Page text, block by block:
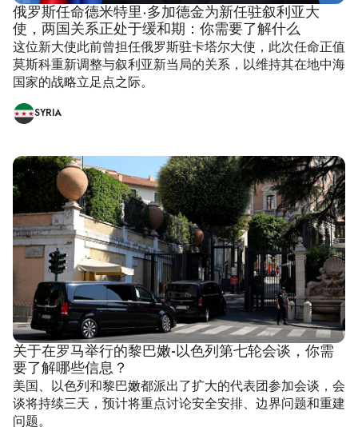
俄罗斯任命德米特里·多加德金为新任驻叙利亚大
使，两国关系正处于缓和期：你需要了解什么
这位新大使此前曾担任俄罗斯驻卡塔尔大使，此次任命正值
莫斯科重新调整与叙利亚新当局的关系，以维持其在地中海
国家的战略立足点之际。
SYRIA
关于在罗马举行的黎巴嫩-以色列第七轮会谈，你需
要了解哪些信息？
美国、以色列和黎巴嫩都派出了扩大的代表团参加会谈，会
谈将持续三天，预计将重点讨论安全安排、边界问题和重建
问题。